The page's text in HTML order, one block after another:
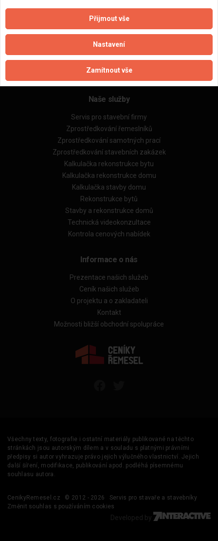
Zpracování a ochrana osobních údajů
Reference
Naše excelové tabulky online
Naše služby
Servis pro stavební firmy
Zprostředkování řemeslníků
Zprostředkování samotných prací
Zprostředkování stavebních zakázek
Kalkulačka rekonstrukce bytu
Kalkulačka rekonstrukce domu
Kalkulačka stavby domu
Rekonstrukce bytů
Stavby a rekonstrukce domů
Technická videokonzultace
Kontrola cenových nabídek
Informace o nás
Prezentace našich služeb
Ceník našich služeb
O projektu a o zakladateli
Kontakt
Možnosti bližší obchodní spolupráce
Všechny texty, fotografie i ostatní materiály publikované na těchto
stránkách jsou autorským dílem a v souladu s platnými právními
předpisy si autor vyhrazuje právo jejich výlučného vlastnictví. Jejich
další šíření, modifikace, publikování apod. podléhá písemnému
souhlasu autora.
CenikyRemesel.cz © 2012 - 2026
Servis pro stavaře a stavebníky
Změnit souhlas s používáním cookies
Developed by
Přijmout vše
Nastavení
Zamítnout vše